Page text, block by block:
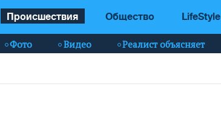
Происшествия Общество LifeStyle
Фото Видео Реалист объясняет